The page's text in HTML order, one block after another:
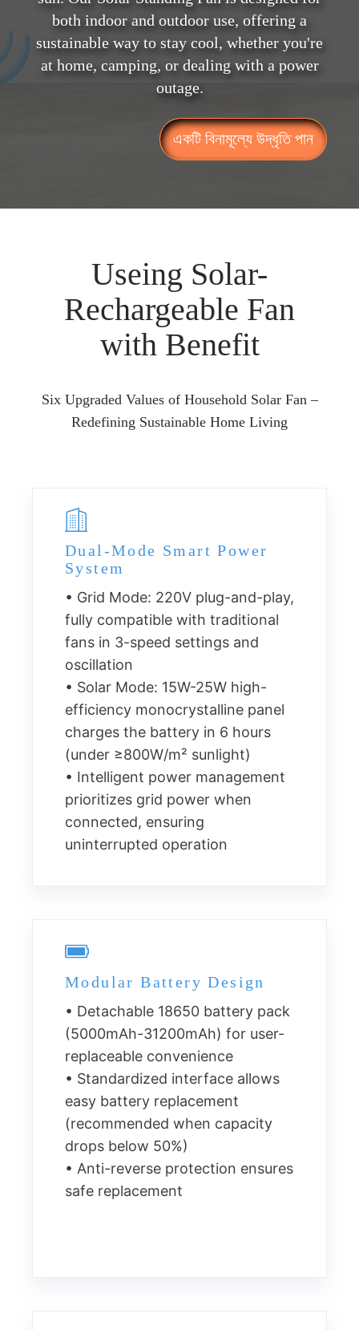
both indoor and outdoor use, offering a
sustainable way to stay cool, whether you're
at home, camping, or dealing with a power
outage.
একটি বিনামূল্যে উদ্ধৃতি পান
Useing Solar-
Rechargeable Fan
with Benefit
Six Upgraded Values of Household Solar Fan –
Redefining Sustainable Home Living
Dual-Mode Smart Power
System
• Grid Mode: 220V plug-and-play,
fully compatible with traditional
fans in 3-speed settings and
oscillation
• Solar Mode: 15W-25W high-
efficiency monocrystalline panel
charges the battery in 6 hours
(under ≥800W/m² sunlight)
• Intelligent power management
prioritizes grid power when
connected, ensuring
uninterrupted operation
Modular Battery Design
• Detachable 18650 battery pack
(5000mAh-31200mAh) for user-
replaceable convenience
• Standardized interface allows
easy battery replacement
(recommended when capacity
drops below 50%)
• Anti-reverse protection ensures
safe replacement